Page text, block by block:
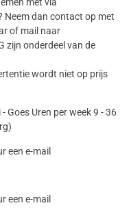
Neem dan contact op met
of mail naar
zijn onderdeel van de
wordt niet op prijs
Goes Uren per week 9 - 36
een e-mail
een e-mail